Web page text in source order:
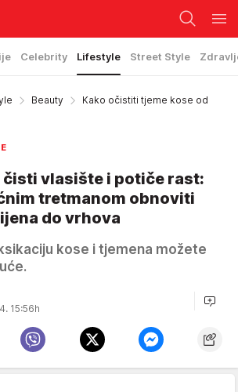
Celebrity Lifestyle Street Style
Beauty
Kako očistiti tjeme kose od
čisti vlasište i potiče rast:
tretmanom obnoviti
do vrhova
kose i tjemena možete
15:56h